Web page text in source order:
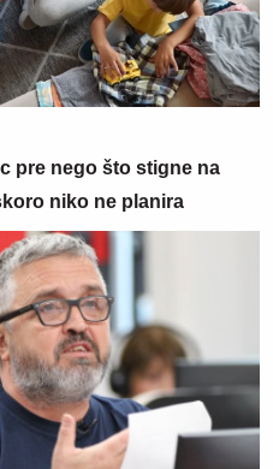
pre nego što stigne na
niko ne planira